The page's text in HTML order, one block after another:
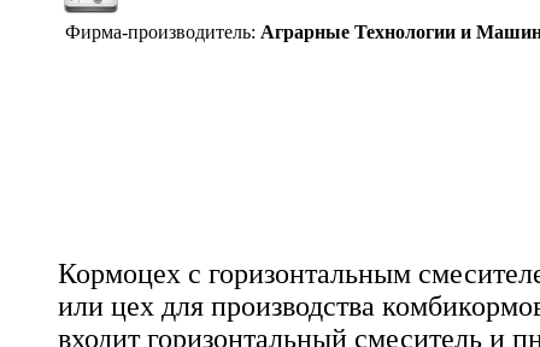
Фирма-производитель: Аграрные Технологии и
Кормоцех с горизонтальным
или цех для производства
входит горизонтальный смеситель и